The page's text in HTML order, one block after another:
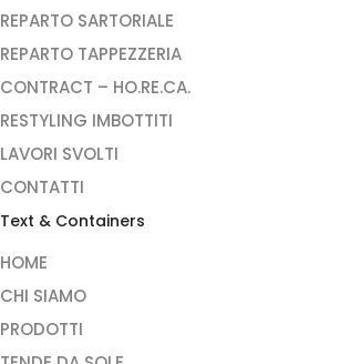
REPARTO SARTORIALE
REPARTO TAPPEZZERIA
CONTRACT – HO.RE.CA.
RESTYLING IMBOTTITI
LAVORI SVOLTI
CONTATTI
Text & Containers
HOME
CHI SIAMO
PRODOTTI